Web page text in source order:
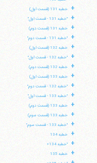
+ خطبه 131 (قسمت اول)
+ "خطبه 131 - قسمت اول"
+ خطبه 131 (قسمت دوم)
+ "خطبه 131 - قسمت دوم"
+ خطبه 132 (قسمت اول)
+ "خطبه 132 - قسمت اول"
+ خطبه 132 (قسمت دوم)
+ خطبه 133 (قسمت اول)
+ "خطبه 132 - قسمت دوم"
+ "خطبه 133 - قسمت اول"
+ خطبه 133 (قسمت دوم)
+ خطبه 133 (قسمت سوم)
+ "خطبه 133 - قسمت سوم"
+ خطبه 134
+ "خطبه 134»
+ خطبه 135